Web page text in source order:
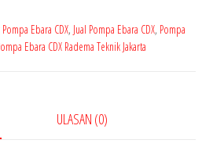
Ebara CDX, Jual Pompa Ebara CDX, Pompa
Ebara CDX Radema Teknik Jakarta
ULASAN (0)